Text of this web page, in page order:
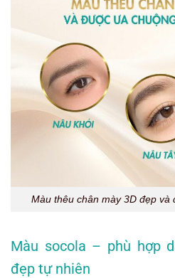
Màu thêu chân mày 3D đẹp
Màu socola – phù hợp
đẹp tự nhiên